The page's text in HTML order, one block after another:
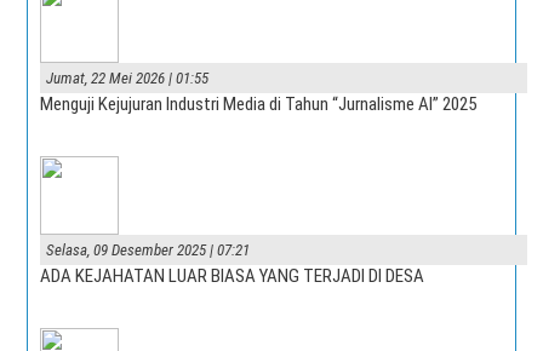
Jumat, 22 Mei 2026 | 01:55
Menguji Kejujuran Industri Media di Tahun “Jurnalisme AI” 2025
Selasa, 09 Desember 2025 | 07:21
ADA KEJAHATAN LUAR BIASA YANG TERJADI DI DESA